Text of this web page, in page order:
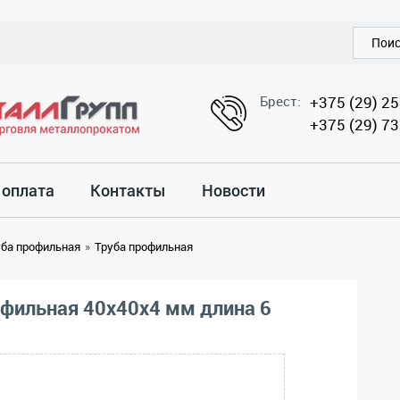
Брест: +375 (29)
+375 (29)
Контакты Новости
профильная » Труба профильная
40x40x4 мм длина 6